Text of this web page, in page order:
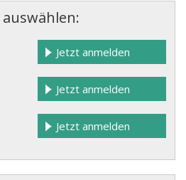
Jetzt anmelden
Jetzt anmelden
Jetzt anmelden